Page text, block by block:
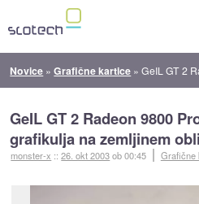
Novice »Grafične kartice »GeIL GT 2
GeIL GT 2 Radeon 9800
grafikulja na zemljinem
monster-x ::26. okt 2003ob 00:45 Grafične